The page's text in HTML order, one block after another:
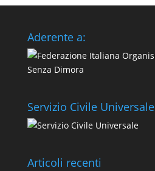
Aderente a:
Servizio Civile Universale
Articoli recenti